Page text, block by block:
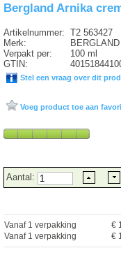
Bergland Arnika
Artikelnummer:
Merk:
Verpakt per:
GTIN:
T2 563427
BERGLAND
100 ml
Stel een vraag over dit
Voeg product toe aan
Aantal:
Vanaf 1 verpakking €
Vanaf 1 verpakking
€